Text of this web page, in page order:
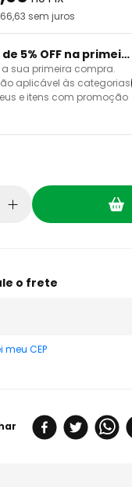
66,63 sem juros
Cupom de 5% OFF na primeira compra
sua primeira compra.
aplicável às categorias
e itens com promoção
meu CEP